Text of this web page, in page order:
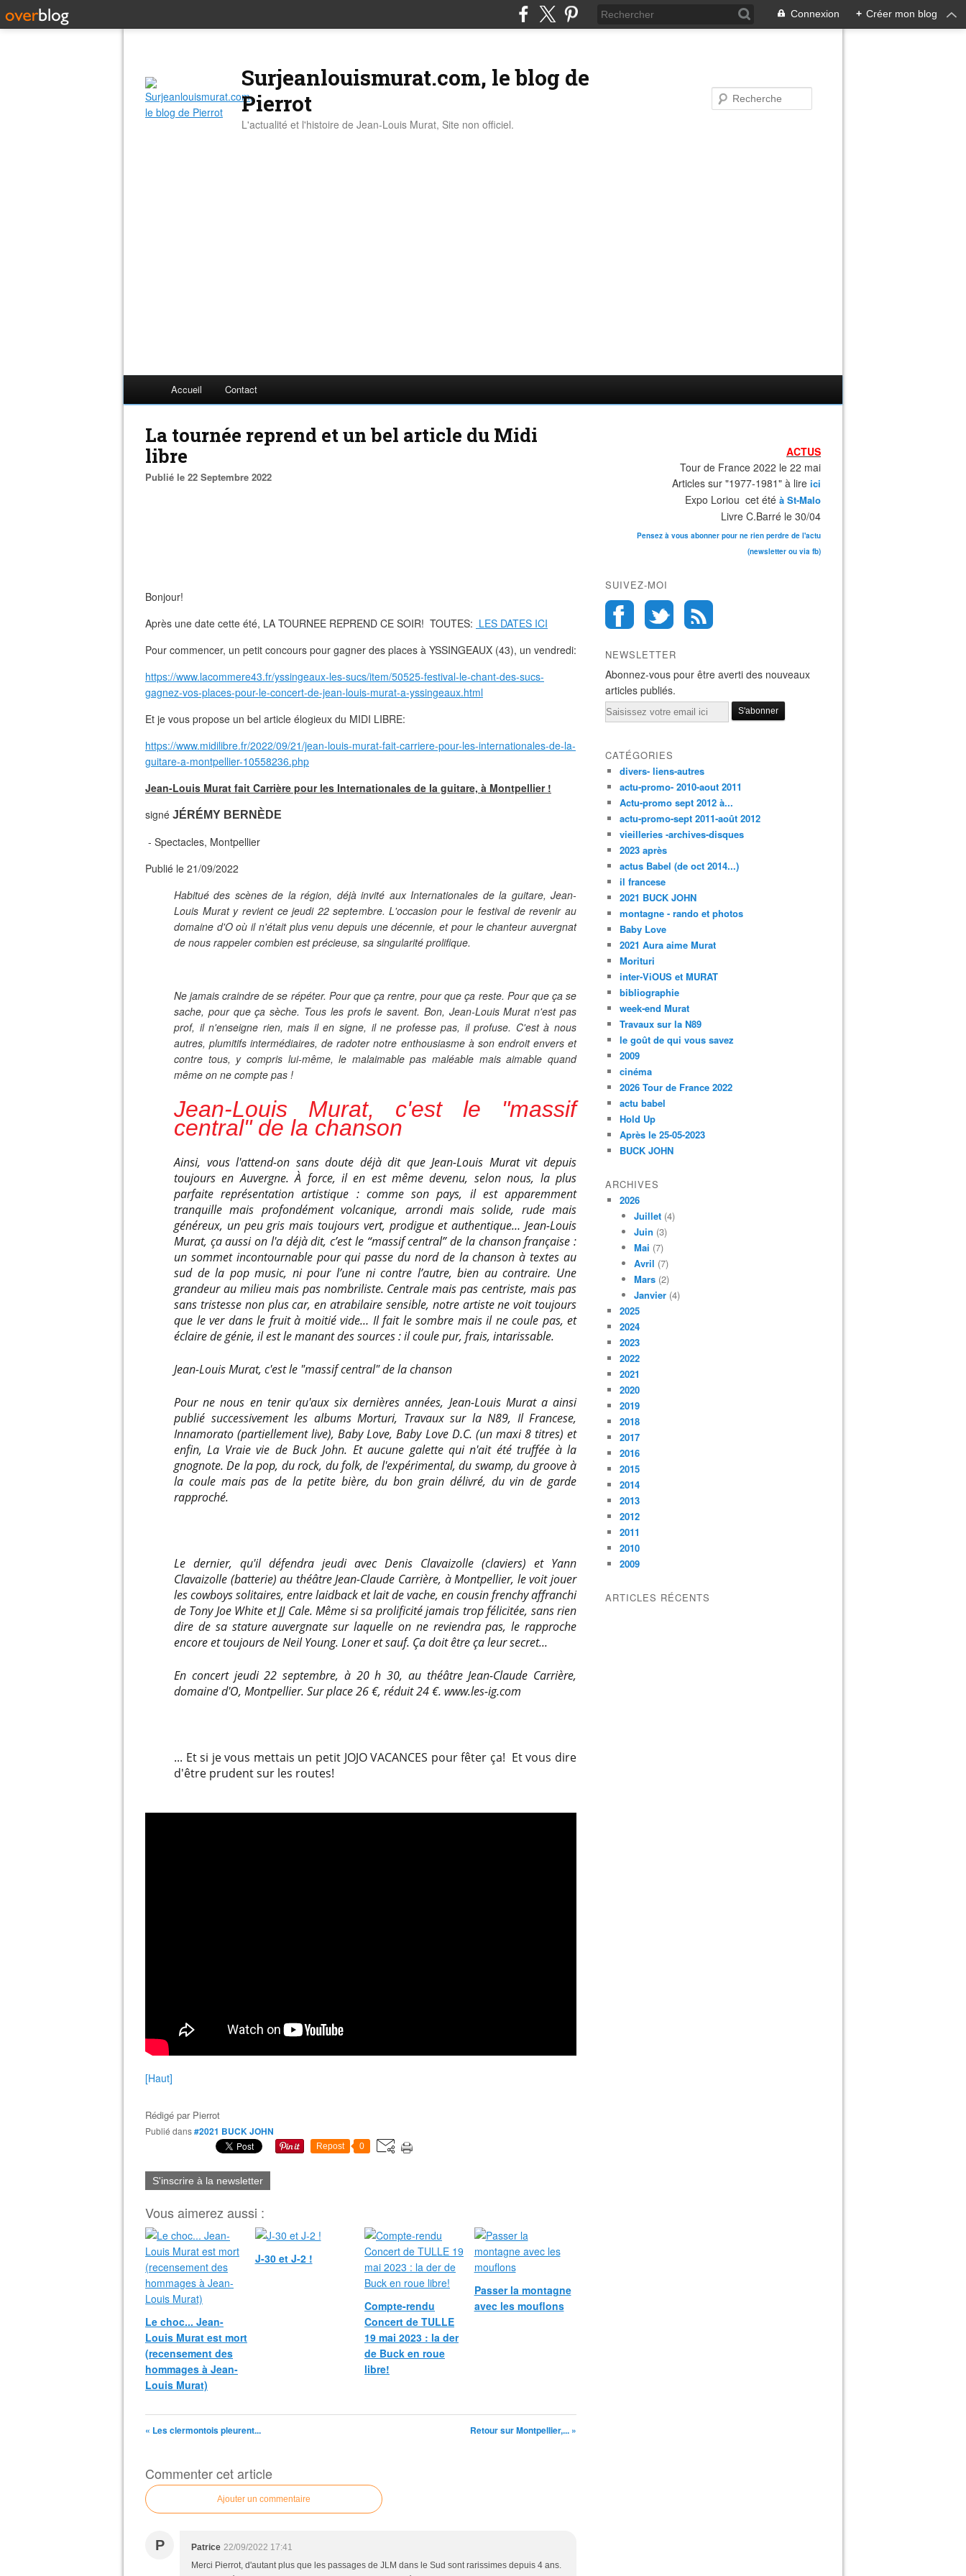
Connexion + Créer mon blog
Surjeanlouismurat.com, le blog de
Pierrot
L'actualité et l'histoire de Jean-Louis Murat, Site non officiel.
Accueil Contact
La tournée reprend et un bel article du Midi
libre
Publié le 22 Septembre 2022
Bonjour!
Après une date cette été, LA TOURNEE REPREND CE SOIR! TOUTES: LES DATES ICI
Pour commencer, un petit concours pour gagner des places à YSSINGEAUX (43), un vendredi:
https://www.lacommere43.fr/yssingeaux-les-sucs/item/50525-festival-le-chant-des-sucs-
gagnez-vos-places-pour-le-concert-de-jean-louis-murat-a-yssingeaux.html
Et je vous propose un bel article élogieux du MIDI LIBRE:
https://www.midilibre.fr/2022/09/21/jean-louis-murat-fait-carriere-pour-les-internationales-de-la-
guitare-a-montpellier-10558236.php
Jean-Louis Murat fait Carrière pour les Internationales de la guitare, à Montpellier !
signé JÉRÉMY BERNÈDE
- Spectacles, Montpellier
Publié le 21/09/2022
Habitué des scènes de la région, déjà invité aux Internationales de la guitare, Jean-
Louis Murat y revient ce jeudi 22 septembre. L'occasion pour le festival de revenir au
domaine d'O où il n'était plus venu depuis une décennie, et pour le chanteur auvergnat
de nous rappeler combien est précieuse, sa singularité prolifique.
Ne jamais craindre de se répéter. Pour que ça rentre, pour que ça reste. Pour que ça se
sache, pour que ça sèche. Tous les profs le savent. Bon, Jean-Louis Murat n'est pas
prof, il n'enseigne rien, mais il en signe, il ne professe pas, il profuse. C'est à nous
autres, plumitifs intermédiaires, de radoter notre enthousiasme à son endroit envers et
contre tous, y compris lui-même, le malaimable pas maléable mais aimable quand
même on ne compte pas !
Jean-Louis Murat, c'est le "massif
central" de la chanson
Ainsi, vous l'attend-on sans doute déjà dit que Jean-Louis Murat vit depuis
toujours en Auvergne. À force, il en est même devenu, selon nous, la plus
parfaite représentation artistique : comme son pays, il est apparemment
tranquille mais profondément volcanique, arrondi mais solide, rude mais
généreux, un peu gris mais toujours vert, prodigue et authentique… Jean-Louis
Murat, ça aussi on l'a déjà dit, c’est le “massif central” de la chanson française :
un sommet incontournable pour qui passe du nord de la chanson à textes au
sud de la pop music, ni pour l’une ni contre l’autre, bien au contraire. Une
grandeur au milieu mais pas nombriliste. Centrale mais pas centriste, mais pas
sans tristesse non plus car, en atrabilaire sensible, notre artiste ne voit toujours
que le ver dans le fruit à moitié vide… Il fait le sombre mais il ne coule pas, et
éclaire de génie, il est le manant des sources : il coule pur, frais, intarissable.
Jean-Louis Murat, c'est le "massif central" de la chanson
Pour ne nous en tenir qu'aux six dernières années, Jean-Louis Murat a ainsi
publié successivement les albums Morturi, Travaux sur la N89, Il Francese,
Innamorato (partiellement live), Baby Love, Baby Love D.C. (un maxi 8 titres) et
enfin, La Vraie vie de Buck John. Et aucune galette qui n'ait été truffée à la
gnognote. De la pop, du rock, du folk, de l'expérimental, du swamp, du groove à
la coule mais pas de la petite bière, du bon grain délivré, du vin de garde
rapproché.
Le dernier, qu'il défendra jeudi avec Denis Clavaizolle (claviers) et Yann
Clavaizolle (batterie) au théâtre Jean-Claude Carrière, à Montpellier, le voit jouer
les cowboys solitaires, entre laidback et lait de vache, en cousin frenchy affranchi
de Tony Joe White et JJ Cale. Même si sa prolificité jamais trop félicitée, sans rien
dire de sa stature auvergnate sur laquelle on ne reviendra pas, le rapproche
encore et toujours de Neil Young. Loner et sauf. Ça doit être ça leur secret...
En concert jeudi 22 septembre, à 20 h 30, au théâtre Jean-Claude Carrière,
domaine d'O, Montpellier. Sur place 26 €, réduit 24 €. www.les-ig.com
... Et si je vous mettais un petit JOJO VACANCES pour fêter ça! Et vous dire
d'être prudent sur les routes!
[Haut]
Rédigé par Pierrot
Publié dans#2021 BUCK JOHN
Repost 0
S'inscrire à la newsletter
Vous aimerez aussi :
Le choc... Jean-
Louis Murat est mort
(recensement des
hommages à Jean-
Louis Murat)
J-30 et J-2 !
Compte-rendu
Concert de TULLE
19 mai 2023 : la der
de Buck en roue
libre!
Passer la montagne
avec les mouflons
« Les clermontois pleurent... Retour sur Montpellier,... »
Commenter cet article
Ajouter un commentaire
P Patrice 22/09/2022 17:41
Merci Pierrot, d'autant plus que les passages de JLM dans le Sud sont rarissimes depuis 4 ans.
ACTUS
Tour de France 2022 le 22 mai
Articles sur "1977-1981" à lire ici
Expo Loriou cet été à St-Malo
Livre C.Barré le 30/04
Pensez à vous abonner pour ne rien perdre de l'actu
(newsletter ou via fb)
SUIVEZ-MOI
NEWSLETTER
Abonnez-vous pour être averti des nouveaux
articles publiés.
Email
CATÉGORIES
divers- liens-autres
actu-promo- 2010-aout 2011
Actu-promo sept 2012 à...
actu-promo-sept 2011-août 2012
vieilleries -archives-disques
2023 après
actus Babel (de oct 2014...)
il francese
2021 BUCK JOHN
montagne - rando et photos
Baby Love
2021 Aura aime Murat
Morituri
inter-ViOUS et MURAT
bibliographie
week-end Murat
Travaux sur la N89
le goût de qui vous savez
2009
cinéma
2026 Tour de France 2022
actu babel
Hold Up
Après le 25-05-2023
BUCK JOHN
ARCHIVES
2026
Juillet (4)
Juin (3)
Mai (7)
Avril (7)
Mars (2)
Janvier (4)
2025
2024
2023
2022
2021
2020
2019
2018
2017
2016
2015
2014
2013
2012
2011
2010
2009
ARTICLES RÉCENTS